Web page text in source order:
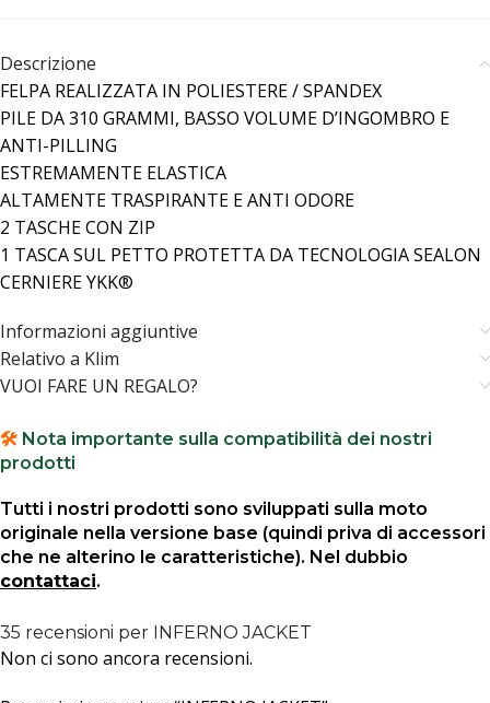
Descrizione
FELPA REALIZZATA IN POLIESTERE / SPANDEX
PILE DA 310 GRAMMI, BASSO VOLUME D’INGOMBRO E
ANTI-PILLING
ESTREMAMENTE ELASTICA
ALTAMENTE TRASPIRANTE E ANTI ODORE
2 TASCHE CON ZIP
1 TASCA SUL PETTO PROTETTA DA TECNOLOGIA SEALON
CERNIERE YKK®
Informazioni aggiuntive
Relativo a Klim
VUOI FARE UN REGALO?
🛠️ Nota importante sulla compatibilità dei nostri
prodotti
Tutti i nostri prodotti sono sviluppati sulla moto
originale nella versione base (quindi priva di accessori
che ne alterino le caratteristiche). Nel dubbio
contattaci.
35 recensioni per INFERNO JACKET
Non ci sono ancora recensioni.